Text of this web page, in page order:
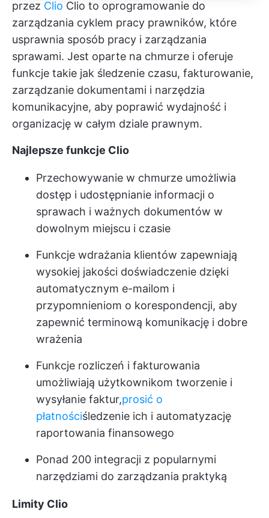
przez Clio Clio to oprogramowanie do
zarządzania cyklem pracy prawników, które
usprawnia sposób pracy i zarządzania
sprawami. Jest oparte na chmurze i oferuje
funkcje takie jak śledzenie czasu, fakturowanie,
zarządzanie dokumentami i narzędzia
komunikacyjne, aby poprawić wydajność i
organizację w całym dziale prawnym.
Najlepsze funkcje Clio
Przechowywanie w chmurze umożliwia
dostęp i udostępnianie informacji o
sprawach i ważnych dokumentów w
dowolnym miejscu i czasie
Funkcje wdrażania klientów zapewniają
wysokiej jakości doświadczenie dzięki
automatycznym e-mailom i
przypomnieniom o korespondencji, aby
zapewnić terminową komunikację i dobre
wrażenia
Funkcje rozliczeń i fakturowania
umożliwiają użytkownikom tworzenie i
wysyłanie faktur,prosić o
płatnościśledzenie ich i automatyzację
raportowania finansowego
Ponad 200 integracji z popularnymi
narzędziami do zarządzania praktyką
Limity Clio